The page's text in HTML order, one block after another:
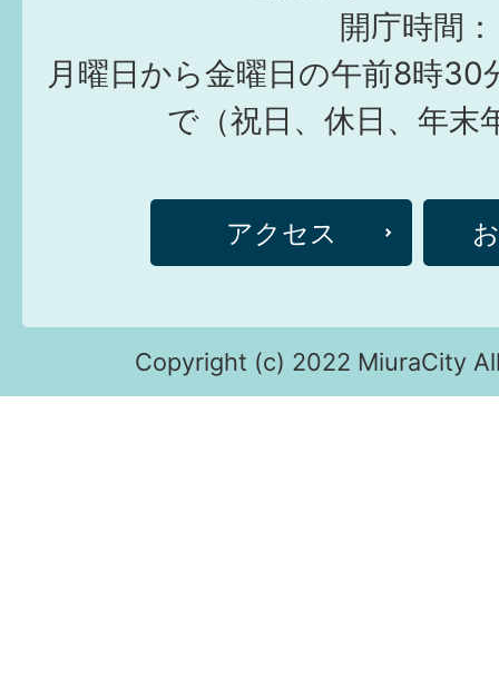
開庁時間：
月曜日から金曜日の午前8時30
で（祝日、休日、年末
アクセス
Copyright (c) 2022 MiuraCity